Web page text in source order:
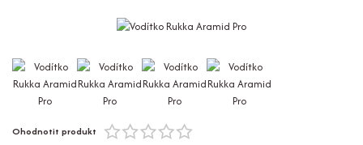
Ohodnotit produkt